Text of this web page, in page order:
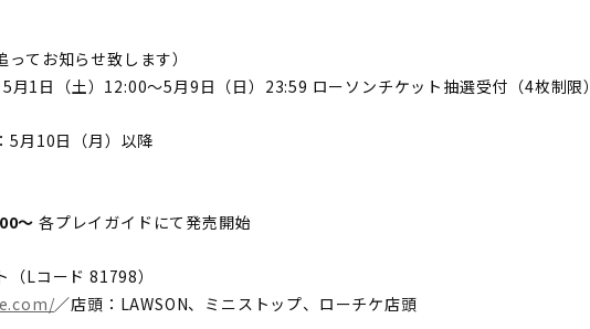
てお知らせ致します）
1日（土）12:00〜5月9日（日）23:59 ローソンチケット抽選受付（4枚制限）
5月10日（月）以降
〜各プレイガイドにて発売開始
Lコード 81798）
／店頭：LAWSON、ミニストップ、ローチケ店頭